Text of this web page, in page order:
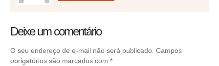
Deixe um comentário
O seu endereço de e-mail não será publicado. Campos
obrigatórios são marcados com *